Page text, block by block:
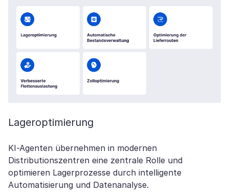
Lageroptimierung
KI-Agenten übernehmen in modernen
Distributionszentren eine zentrale Rolle und
optimieren Lagerprozesse durch intelligente
Automatisierung und Datenanalyse.